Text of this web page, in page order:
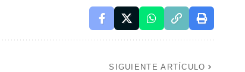
SIGUIENTE ARTÍCULO